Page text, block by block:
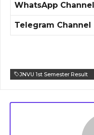
WhatsApp Channel
Telegram Channel
JNVU 1st Semester Result